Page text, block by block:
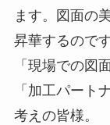
ます。図面の
昇華するのです
「現場での図
「加工パート
考えの皆様。